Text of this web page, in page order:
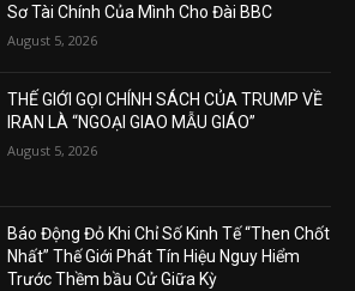
Sơ Tài Chính Của Mình Cho Đài BBC
August 5, 2026
THẾ GIỚI GỌI CHÍNH SÁCH CỦA TRUMP VỀ
IRAN LÀ “NGOẠI GIAO MẪU GIÁO”
August 5, 2026
Báo Động Đỏ Khi Chỉ Số Kinh Tế “Then Chốt
Nhất” Thế Giới Phát Tín Hiệu Nguy Hiểm
Trước Thềm bầu Cử Giữa Kỳ